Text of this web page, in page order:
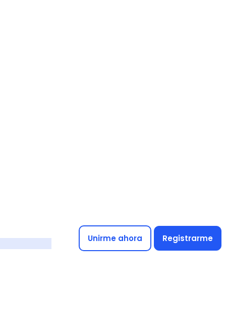
Unirme ahora Registrarme